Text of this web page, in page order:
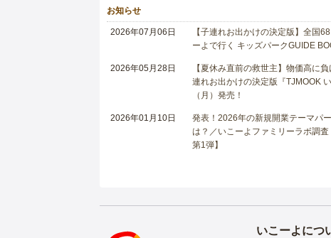
お知らせ
2026年07月06日
【子連れお出かけの決定版】全国
ーよで行く キッズパークGUIDE
2026年05月28日
【夏休み直前の救世主】物価高に
連れお出かけの決定版『TJMOOK
（月）発売！
2026年01月10日
発表！2026年の新規開業テーマパ
は？／いこーよファミリーラボ調
第1弾】
いこーよにつ